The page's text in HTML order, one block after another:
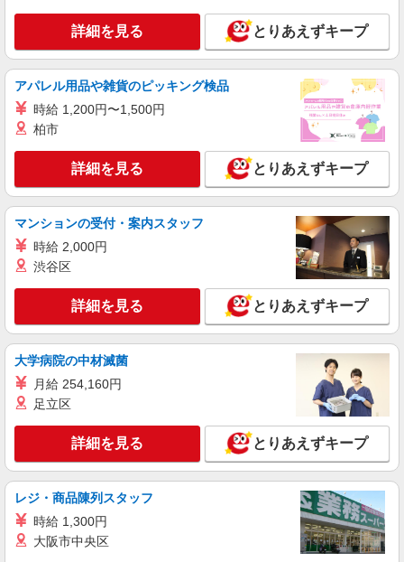
詳細を見る とりあえずキープ
アパレル用品や雑貨のピッキング検品
時給 1,200円〜1,500円
柏市
詳細を見る とりあえずキープ
マンションの受付・案内スタッフ
時給 2,000円
渋谷区
詳細を見る とりあえずキープ
大学病院の中材滅菌
月給 254,160円
足立区
詳細を見る とりあえずキープ
レジ・商品陳列スタッフ
時給 1,300円
大阪市中央区